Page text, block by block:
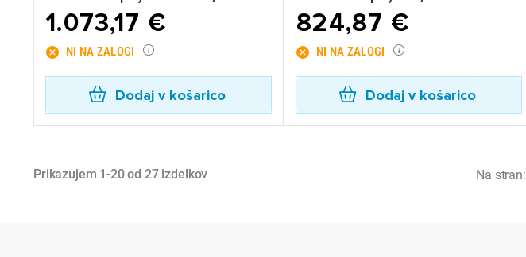
1.073,17 €
NI NA ZALOGI
Dodaj v košarico
824,87 €
NI NA ZALOGI
Dodaj v košarico
Prikazujem 1-20 od 27 izdelkov Na stran: